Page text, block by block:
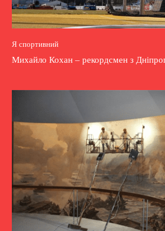
Я спортивний
Михайло Кохан – рекордсмен з